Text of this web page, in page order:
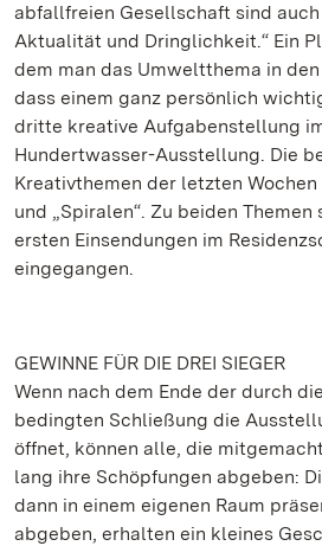
abfallfreien Gesellschaft sind
Aktualität und Dringlichkeit.“ Ein
dem man das Umweltthema in
dass einem ganz persönlich
dritte kreative Aufgabenstellung
Hundertwasser-Ausstellung. Die
Kreativthemen der letzten Wochen
und „Spiralen“. Zu beiden
ersten Einsendungen im
eingegangen.
GEWINNE FÜR DIE DREI SIEGER
Wenn nach dem Ende der durch
bedingten Schließung die
öffnet, können alle, die
lang ihre Schöpfungen abgeben:
dann in einem eigenen Raum
abgeben, erhalten ein kleines